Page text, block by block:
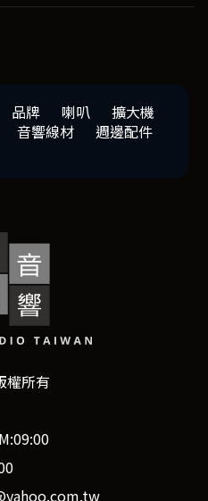
品牌 喇叭
擴大機
音響線材
週邊配件
權所有